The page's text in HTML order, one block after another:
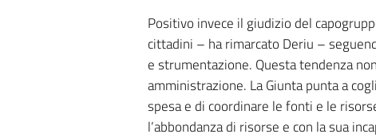
Positivo invece il giudizio del
cittadini – ha rimarcato Deriu –
e strumentazione. Questa tendenza
amministrazione. La Giunta punta a
spesa e di coordinare le fonti e le
l’abbondanza di risorse e con la sua